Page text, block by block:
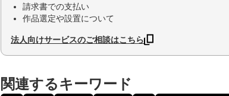
請求書での支払い
作品選定や設置について
法人向けサービスのご相談はこちら
関連するキーワード